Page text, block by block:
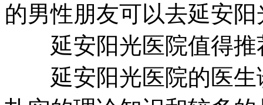
的男性朋友可以去延安
延安阳光医院值得推
延安阳光医院的医生